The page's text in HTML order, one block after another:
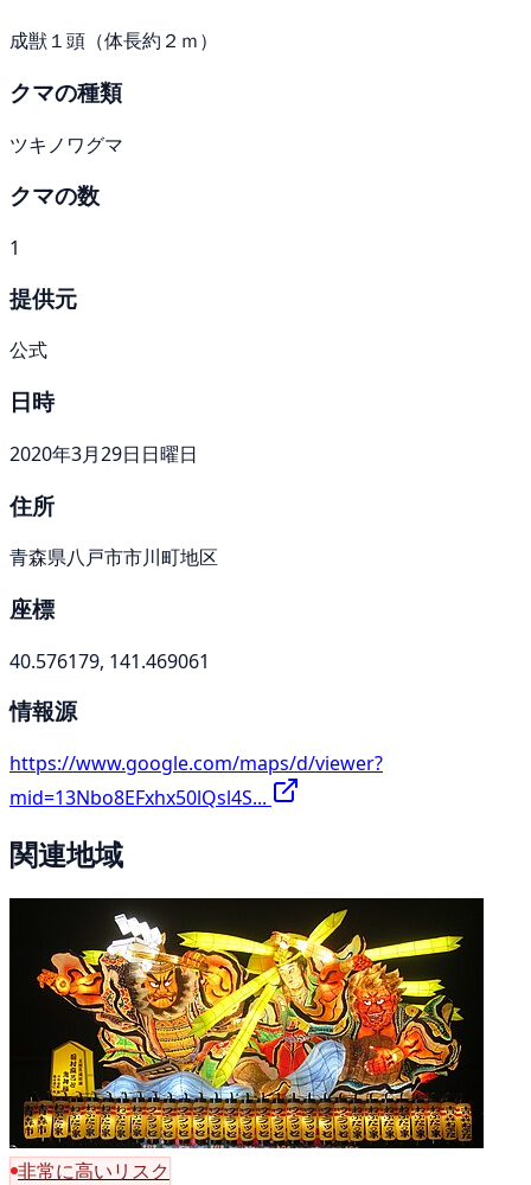
成獣１頭（体長約２ｍ）
クマの種類
ツキノワグマ
クマの数
1
提供元
公式
日時
2020年3月29日日曜日
住所
青森県八戸市市川町地区
座標
40.576179, 141.469061
情報源
https://www.google.com/maps/d/viewer?
mid=13Nbo8EFxhx50lQsl4S...
関連地域
非常に高いリスク